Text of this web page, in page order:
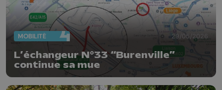
MOBILITÉ 29/05/2026
L’échangeur N°33 “Burenville”
continue sa mue